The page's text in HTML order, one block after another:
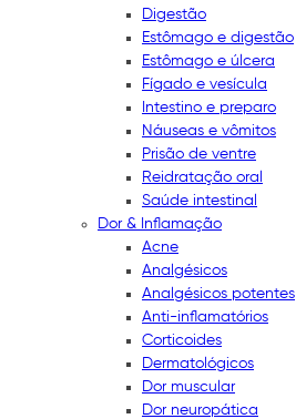
Digestão
Estômago e digestão
Estômago e úlcera
Fígado e vesícula
Intestino e preparo
Náuseas e vômitos
Prisão de ventre
Reidratação oral
Saúde intestinal
Dor & Inflamação
Acne
Analgésicos
Analgésicos potentes
Anti-inflamatórios
Corticoides
Dermatológicos
Dor muscular
Dor neuropática